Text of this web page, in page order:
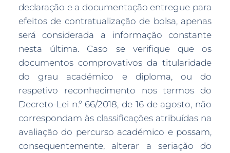
declaração e a documentação entregue para
efeitos de contratualização de bolsa, apenas
será considerada a informação constante
nesta última. Caso se verifique que os
documentos comprovativos da titularidade
do grau académico e diploma, ou do
respetivo reconhecimento nos termos do
Decreto-Lei n.º 66/2018, de 16 de agosto, não
correspondam às classificações atribuídas na
avaliação do percurso académico e possam,
consequentemente, alterar a seriação do